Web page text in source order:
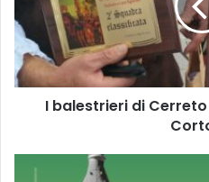
s
t
r
i
I balestrieri di